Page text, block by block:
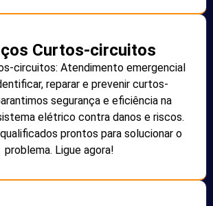
Curtos-circuitos
circuitos: Atendimento emergencial
reparar e prevenir curtos-
segurança e eficiência na
elétrico contra danos e riscos.
prontos para solucionar o
problema. Ligue agora!